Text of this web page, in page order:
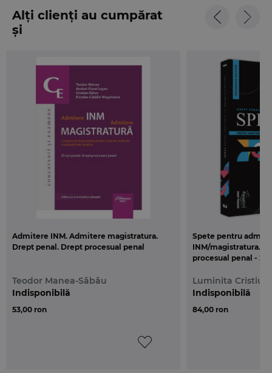
Alți clienți au cumpărat
și
Admitere INM. Admitere magistratura.
Drept penal. Drept procesual penal
Teodor Manea-Săbău
53,00 ron
Indisponibilă
Spete pentru
INM/magistratura.
procesual penal -
Luminita Cristiu-
84,00 ron
Indisponibilă